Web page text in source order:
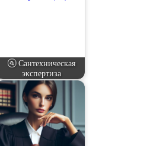
🚰 Сантехническая
экспертиза